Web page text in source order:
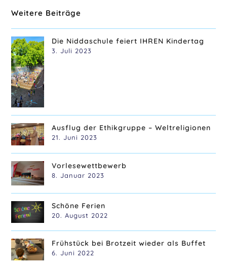
Weitere Beiträge
Die Niddaschule feiert IHREN Kindertag
3. Juli 2023
Ausflug der Ethikgruppe – Weltreligionen
21. Juni 2023
Vorlesewettbewerb
8. Januar 2023
Schöne Ferien
20. August 2022
Frühstück bei Brotzeit wieder als Buffet
6. Juni 2022